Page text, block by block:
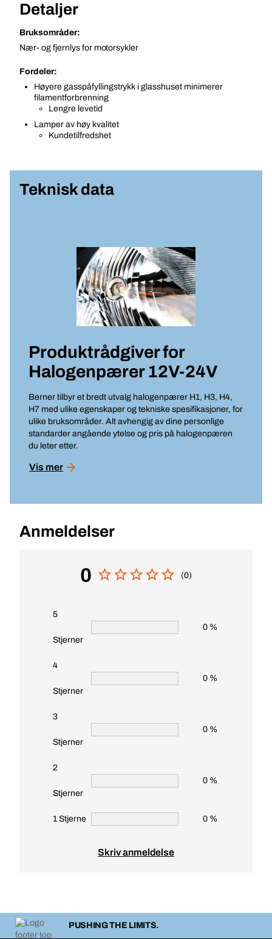
Detaljer
Bruksområder:
Nær- og fjernlys for motorsykler
Fordeler:
Høyere gasspåfyllingstrykk i glasshuset minimerer
filamentforbrenning
Lengre levetid
Lamper av høy kvalitet
Kundetilfredshet
Teknisk data
Produktrådgiver for
Halogenpærer 12V-24V
Berner tilbyr et bredt utvalg halogenpærer H1, H3, H4,
H7 med ulike egenskaper og tekniske spesifikasjoner, for
ulike bruksområder. Alt avhengig av dine personlige
standarder angående ytelse og pris på halogenpæren
du leter etter.
Vis mer
Anmeldelser
0 (0)
5
Stjerner
0 %
4
Stjerner
0 %
3
Stjerner
0 %
2
Stjerner
0 %
1 Stjerne 0 %
Skriv anmeldelse
PUSHING THE LIMITS.